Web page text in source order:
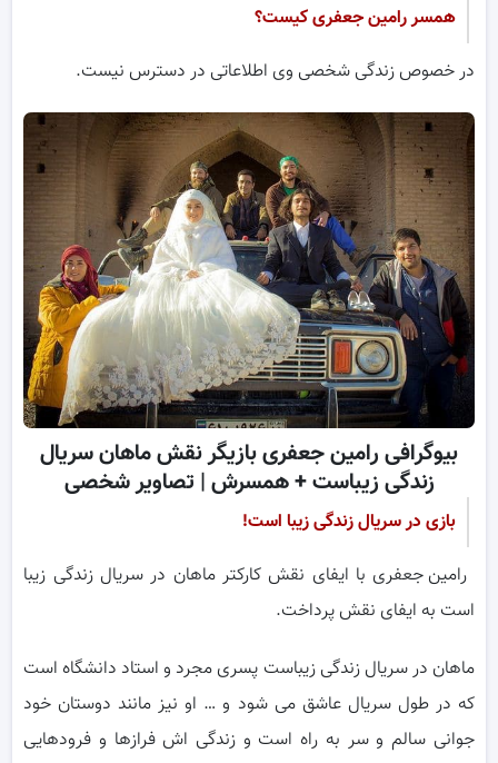
همسر رامین جعفری کیست؟
در خصوص زندگی شخصی وی اطلاعاتی در دسترس نیست.
بیوگرافی رامین جعفری بازیگر نقش ماهان سریال
زندگی زیباست + همسرش | تصاویر شخصی
بازی در سریال زندگی زیبا است!
رامین جعفری با ایفای نقش کارکتر ماهان در سریال زندگی زیبا
است به ایفای نقش پرداخت.
ماهان در سریال زندگی زیباست پسری مجرد و استاد دانشگاه است
که در طول سریال عاشق می شود و … او نیز مانند دوستان خود
جوانی سالم و سر به راه است و زندگی اش فرازها و فرودهایی